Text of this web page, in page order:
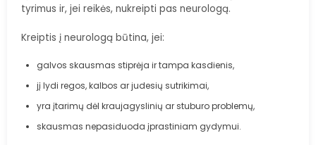
tyrimus ir, jei reikės, nukreipti pas neurologą.
Kreiptis į neurologą būtina, jei:
galvos skausmas stiprėja ir tampa kasdienis,
jį lydi regos, kalbos ar judesių sutrikimai,
yra įtarimų dėl kraujagyslinių ar stuburo problemų,
skausmas nepasiduoda įprastiniam gydymui.